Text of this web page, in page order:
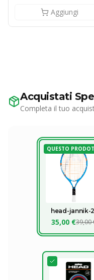
Aggiungi
Acquistati
Completa il tuo
QUESTO
head-jannik-
35,00 €39,00